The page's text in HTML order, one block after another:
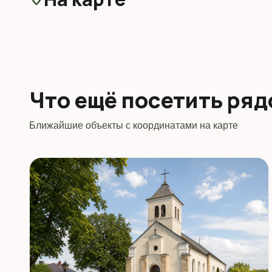
Что ещё посетить
Ближайшие объекты с координатами на карте